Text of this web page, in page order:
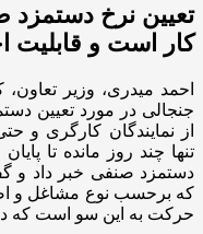
تعیین نرخ دستمزد
کار است و قابلیت
احمد میدری، وزیر
جنجالی در مورد تعیین
از نمایندگان کارگری و
تنها چند روز مانده تا
که برحسب نوع مشاغل و
حرکت به این سو است که